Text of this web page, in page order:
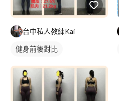
台中私人教練Kai
健身前後對比